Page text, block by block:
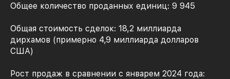
Общее количество проданных единиц: 9 945
Общая стоимость сделок: 18,2 миллиарда
дирхамов (примерно 4,9 миллиарда долларов
США)
Рост продаж в сравнении с январем 2024 года: